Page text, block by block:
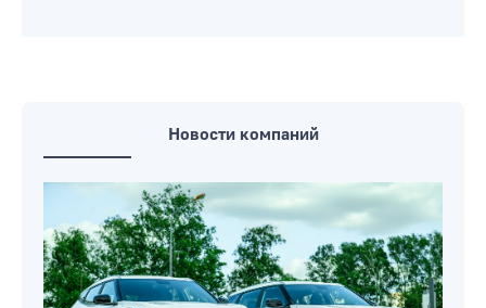
Новости компаний